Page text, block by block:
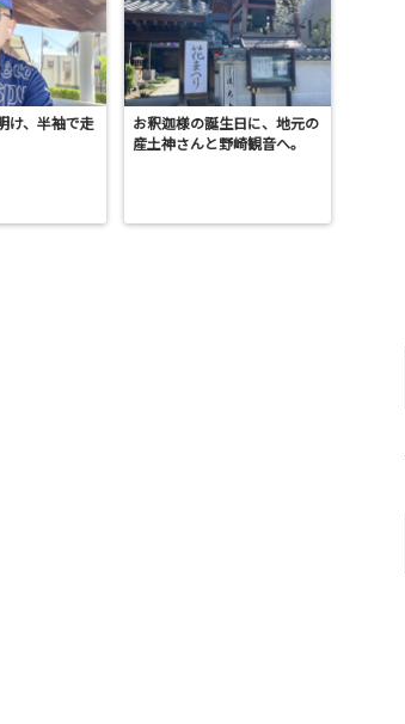
け、半袖で走
お釈迦様の誕生日に、地元の
産土神さんと野崎観音へ。